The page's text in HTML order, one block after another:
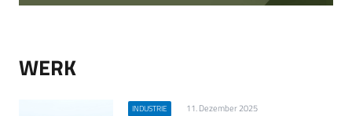
WERK
INDUSTRIE 11. Dezember 2025